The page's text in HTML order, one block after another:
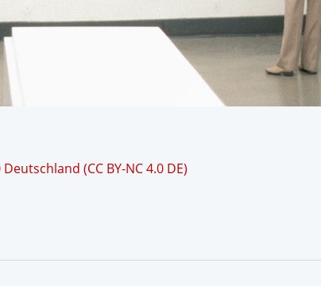
(CC BY-NC 4.0 DE)